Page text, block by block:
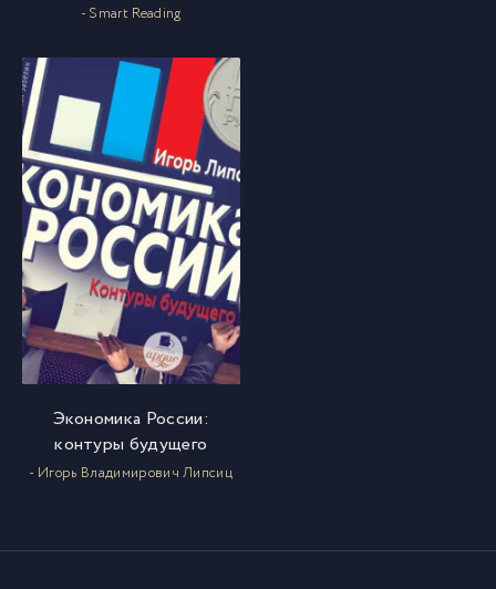
- Smart Reading
Экономика России:
контуры будущего
- Игорь Владимирович Липсиц